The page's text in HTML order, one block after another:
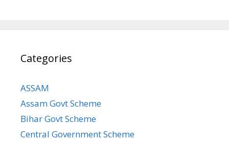
Categories
ASSAM
Assam Govt Scheme
Bihar Govt Scheme
Central Government Scheme